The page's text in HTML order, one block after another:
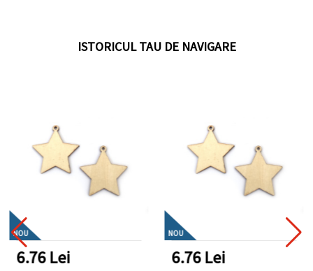
ISTORICUL TAU DE NAVIGARE
NOU
6.76 Lei
NOU
6.76 Lei